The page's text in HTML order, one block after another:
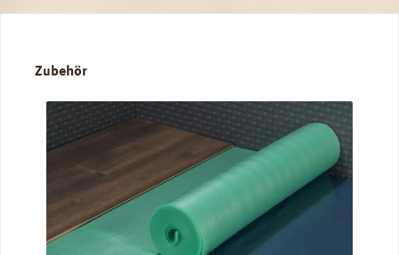
Produktgalerie überspringen
Zubehör